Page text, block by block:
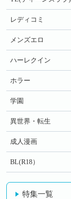
レディコミ
メンズエロ
ハーレクイン
ホラー
学園
異世界・転生
成人漫画
BL(R18）
特集一覧